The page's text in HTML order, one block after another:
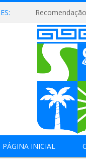
PÁGINA INICIAL